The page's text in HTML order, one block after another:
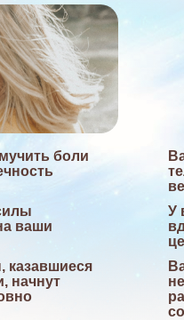
боли
У
ваши
казавшиеся
начнут